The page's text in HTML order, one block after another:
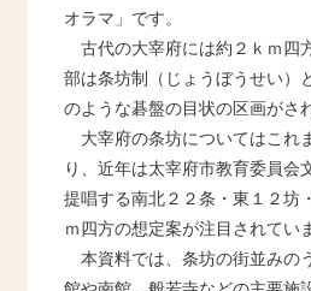
オラマ」です。
古代の大宰府には約２ｋｍ四
部は条坊制（じょうぼうせい）
のような碁盤の目状の区画がさ
大宰府の条坊についてはこれ
り、近年は太宰府市教育委員会
提唱する南北２２条・東１２坊
ｍ四方の想定案が注目されてい
本資料では、条坊の街並みの